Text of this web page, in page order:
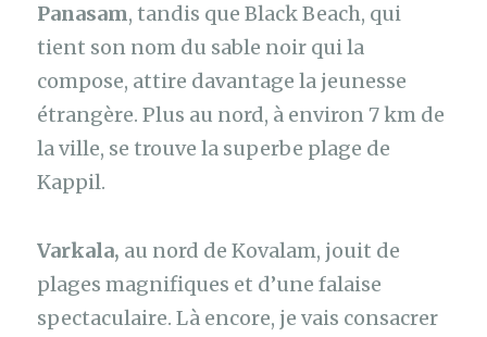
Panasam, tandis que Black Beach, qui
tient son nom du sable noir qui la
compose, attire davantage la jeunesse
étrangère. Plus au nord, à environ 7 km de
la ville, se trouve la superbe plage de
Kappil.
Varkala, au nord de Kovalam, jouit de
plages magnifiques et d’une falaise
spectaculaire. Là encore, je vais consacrer